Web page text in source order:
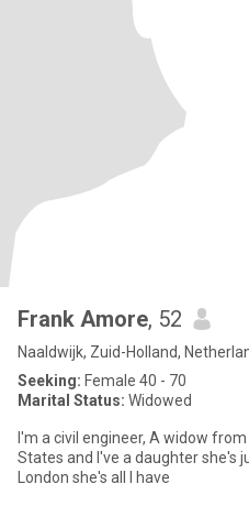
Frank Amore, 52
Naaldwijk, Zuid-Holland,
Seeking: Female 40 - 70
Marital Status: Widowed
I'm a civil engineer, A widow
States and I've a daughter she's
London she's all I have